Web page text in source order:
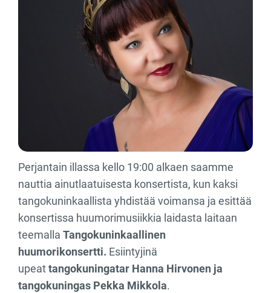
Perjantain illassa kello 19:00 alkaen saamme
nauttia ainutlaatuisesta konsertista, kun kaksi
tangokuninkaallista yhdistää voimansa ja esittää
konsertissa huumorimusiikkia laidasta laitaan
teemalla Tangokuninkaallinen
huumorikonsertti. Esiintyjinä
upeattangokuningatar Hanna Hirvonen ja
tangokuningas Pekka Mikkola.